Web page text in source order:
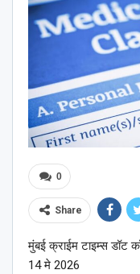
0
Share
मुंबई क्राईम टाइम्स डॉट
14 मे 2026